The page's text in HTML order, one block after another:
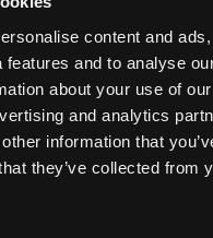
content and
features and to analyse
about your use of
and analytics
information that
they’ve collected from